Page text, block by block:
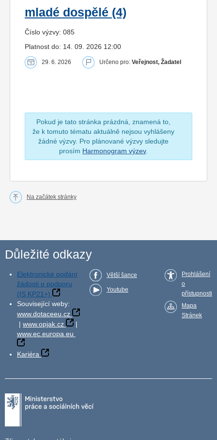
mladé dospělé (4)
Číslo výzvy: 085
Platnost do: 14. 09. 2026 12:00
29. 6. 2026 Určeno pro: Veřejnost, Žadatel
Pokud je tato stránka prázdná, znamená to,
že k tomuto tématu aktuálně nejsou vyhlášeny
žádné výzvy. Pro plánované výzvy sledujte
prosím Harmonogram výzev.
Na začátek stránky
Důležité odkazy
Elektronické podání
žádosti o podporu
(IS KP21+)
Související weby:
www.dotaceeu.cz
| www.opjak.cz
|
www.ec.europa.eu
Kariéra
Větší šance
Youtube
Prohlášení
o
přístupnosti
Mapa
Stránek